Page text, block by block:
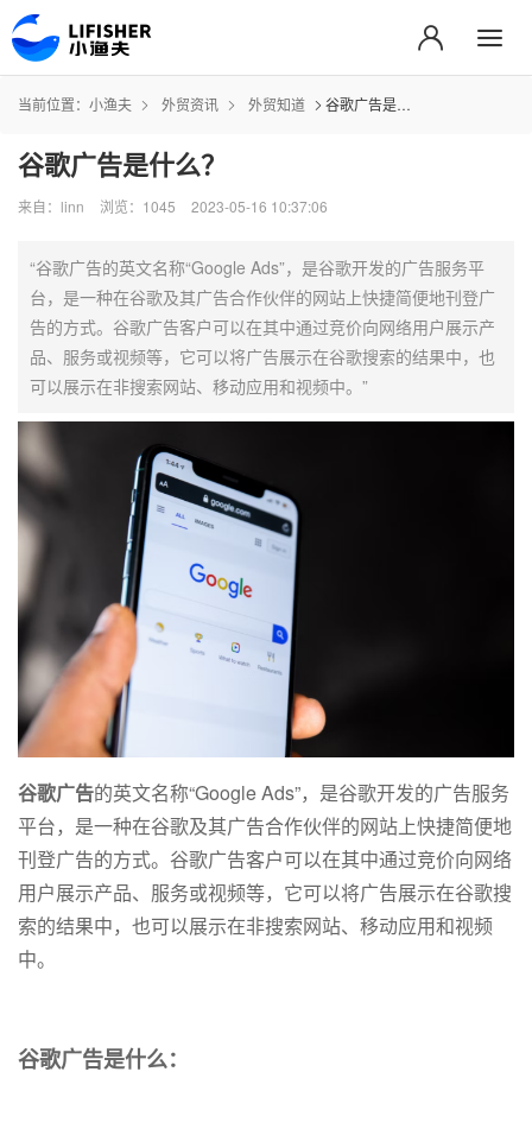
当前位置： 小渔夫 外贸资讯 外贸知道 谷歌广告是什么？
谷歌广告是什么？
来自：linn 浏览：1045 2023-05-16 10:37:06
“谷歌广告的英文名称“Google Ads”，是谷歌开发的广告服务平
台，是一种在谷歌及其广告合作伙伴的网站上快捷简便地刊登广
告的方式。谷歌广告客户可以在其中通过竞价向网络用户展示产
品、服务或视频等，它可以将广告展示在谷歌搜索的结果中，也
可以展示在非搜索网站、移动应用和视频中。”
谷歌广告的英文名称“Google Ads”，是谷歌开发的广告服务
平台，是一种在谷歌及其广告合作伙伴的网站上快捷简便地
刊登广告的方式。谷歌广告客户可以在其中通过竞价向网络
用户展示产品、服务或视频等，它可以将广告展示在谷歌搜
索的结果中，也可以展示在非搜索网站、移动应用和视频
中。
谷歌广告是什么：